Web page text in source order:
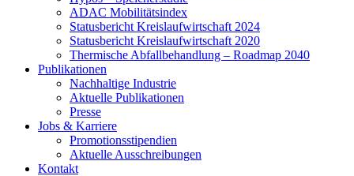
ADAC Mobilitätsindex
Statusbericht Kreislaufwirtschaft 2024
Statusbericht Kreislaufwirtschaft 2020
Thermische Abfallbehandlung – Roadmap 2040
Publikationen
Nachhaltige Industrie
Aktuelle Publikationen
Presse
Jobs & Karriere
Promotionsstipendien
Aktuelle Ausschreibungen
Kontakt